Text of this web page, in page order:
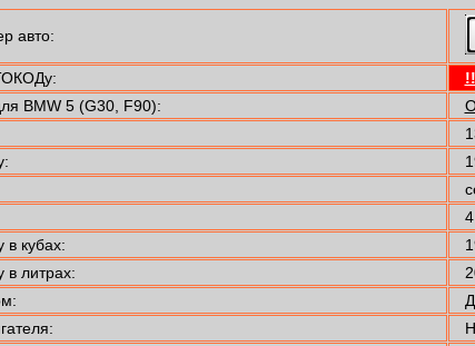
авто:
BMW 5 (G30, F90):
4
в кубах:
в литрах: